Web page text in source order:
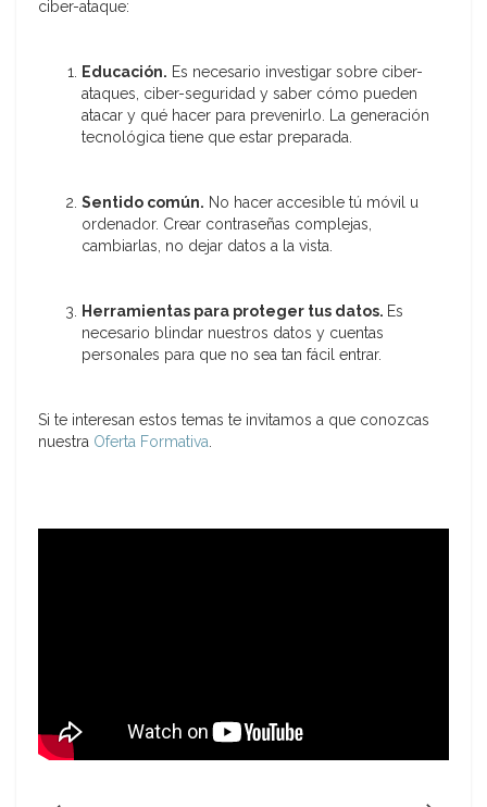
ciber-ataque:
Educación. Es necesario investigar sobre ciber-
ataques, ciber-seguridad y saber cómo pueden
atacar y qué hacer para prevenirlo. La generación
tecnológica tiene que estar preparada.
Sentido común. No hacer accesible tú móvil u
ordenador. Crear contraseñas complejas,
cambiarlas, no dejar datos a la vista.
Herramientas para proteger tus datos. Es
necesario blindar nuestros datos y cuentas
personales para que no sea tan fácil entrar.
Si te interesan estos temas te invitamos a que conozcas
nuestra Oferta Formativa.